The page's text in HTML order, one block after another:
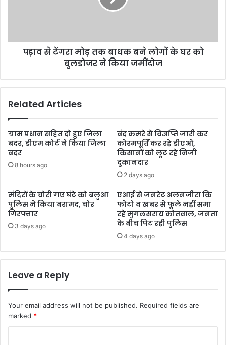
पड़ाव से टेंगरा मोड़ तक बाधक बने लोगों के घर को
बुलडोजर ने किया जमींदोज
Related Articles
ग्राम प्रधान सहित दो हुए जिला
बदर, डीएम कोर्ट ने किया जिला
बदर
8 hours ago
बंद कमरे से विज्ञप्ति जारी कर
कोरमपूर्ति कर रहे डीएओ,
किसानों को लूट रहे निजी
दुकानदार
2 days ago
मंदिरों के चोरी गए घंटे को बलुआ
पुलिस ने किया बरामद, चोर
गिरफ्तार
3 days ago
एआई से जनरेट अलनजीरा कि
फोटो व खबर से फूले नहीं समा
रहे मुगलसराय कोतवाल, जनता
के बीच पिट रही पुलिस
4 days ago
Leave a Reply
Your email address will not be published. Required fields are
marked *